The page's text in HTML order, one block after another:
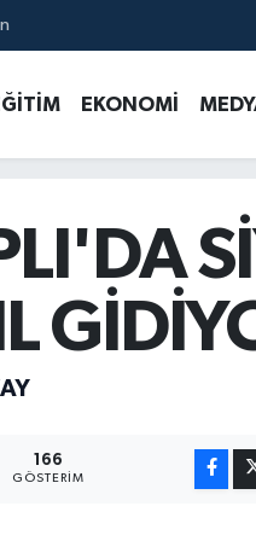
EKONOMİ
166
GÖSTERIM